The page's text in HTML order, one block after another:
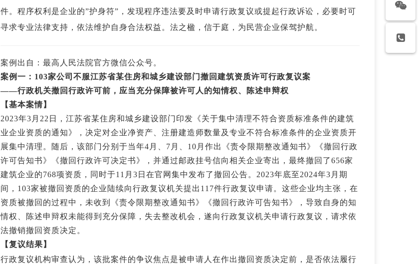
件。程序权利是企业的”护身符”，发现程序违法要及时申请行政复议或提起行政诉讼，必要时可
寻求专业法律支持，依法维护自身合法权益。法之楹，信于庭，为民营企业保驾护航。
案例出自：最高人民法院官方微信公众号。
案例一 ：103家公司不服江苏省某住房和城乡建设部门撤回建筑资质许可行政复议案
——行政机关撤回行政许可前，应当充分保障被许可人的知情权、陈述申辩权
【基本案情】
2023年3月22日，江苏省某住房和城乡建设部门印发《关于集中清理不符合资质标准条件的建筑
业企业资质的通知》，决定对企业净资产、注册建造师数量及专业不符合标准条件的企业资质开
展集中清理。随后，该部门分别于当年4月、7月、10月作出《责令限期整改通知书》《撤回行政
许可告知书》《撤回行政许可决定书》，并通过邮政挂号信向相关企业寄出，最终撤回了656家
建筑企业的768项资质，同时于11月3日在官网集中发布了撤回公告。2023年底至2024年3月期
间，103家被撤回资质的企业陆续向行政复议机关提出117件行政复议申请。这些企业均主张，在
资质被撤回的过程中，未收到《责令限期整改通知书》《撤回行政许可告知书》，导致自身的知
情权、陈述申辩权未能得到充分保障，失去整改机会，遂向行政复议机关申请行政复议，请求依
法撤销撤回资质决定。
【复议结果】
行政复议机构审查认为，该批案件的争议焦点是被申请人在作出撤回资质决定前，是否依法履行